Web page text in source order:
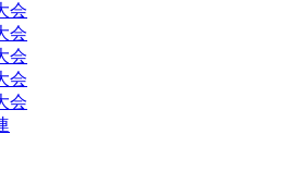
会
会
会
会
会